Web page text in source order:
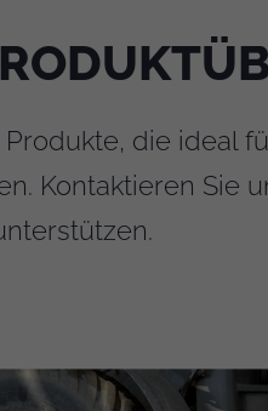
die ideal
Kontaktieren Sie